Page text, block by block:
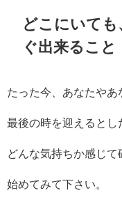
どこにいて
ぐ出来ること
たった今、あなたやあ
最後の時を迎えるとし
どんな気持ちか感じて
始めてみて下さい。